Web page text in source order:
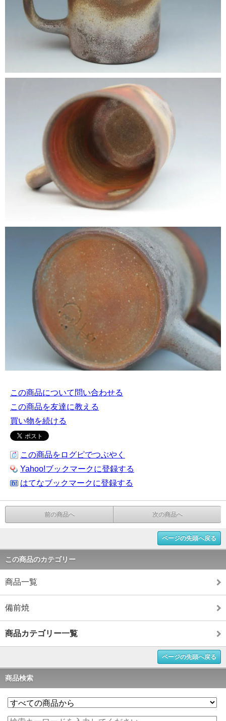
この商品について問い合わせる
この商品を友達に教える
買い物を続ける
この商品をログピでつぶやく
Yahoo!ブックマークに登録する
はてなブックマークに登録する
前の商品へ 次の商品へ
ページの先頭へ戻る
この商品のカテゴリー
商品一覧
備前焼
商品カテゴリー一覧
ページの先頭へ戻る
商品検索